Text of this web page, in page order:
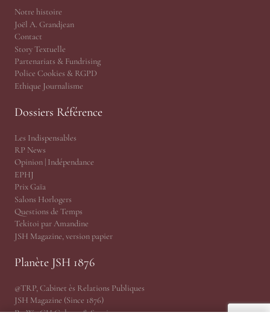
Notre histoire
Joël A. Grandjean
Contact
Story Textuelle
Partenariats & Fundrising
Police Cookies & RGPD
Ethique Journalisme
Dossiers Référence
Les Indispensables
RP News
Opinion | Indépendance
EPHJ
Prix Gaïa
Salons Horlogers
Questions de Temps
Tekitoi par Amandine
JSH Magazine, version papier
Planète JSH 1876
@TRP, Cabinet ès Relations Publiques
JSH Magazine (Since 1876)
ProWatCH Culture & Savoirs